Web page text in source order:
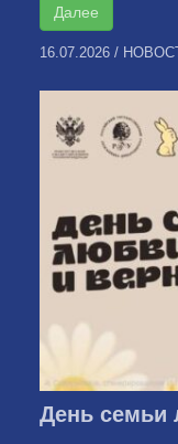
Далее
16.07.2026 /
День семьи